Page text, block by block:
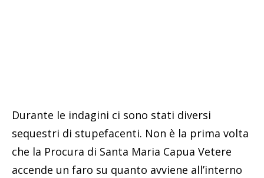
Durante le indagini ci sono stati diversi
sequestri di stupefacenti. Non è la prima volta
che la Procura di Santa Maria Capua Vetere
accende un faro su quanto avviene all’interno